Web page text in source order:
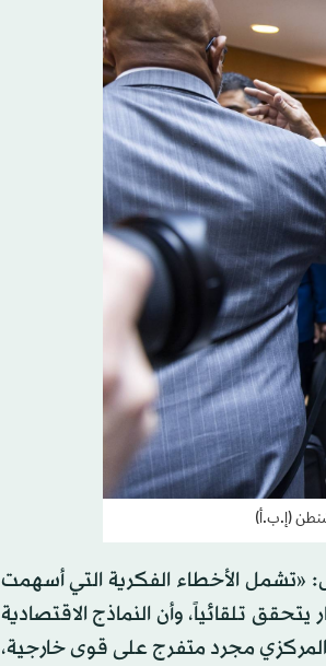
(إ.ب.أ)
النقد الدولي، في 25 أبريل (نيسان) 2025، قال وورش: «تشمل الأخطاء الفكرية التي أسهمت
تلقائياً، وأن النماذج الاقتصادية
المركزي مجرد متفرج على قوى خارجية،